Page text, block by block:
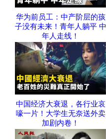
华为前员工：中产阶层的孩
子没有未来！青年人躺平 中
年人走线！
中国经济大衰退，各行业哀
嚎一片！大学生无奈送外卖
加剧内卷！